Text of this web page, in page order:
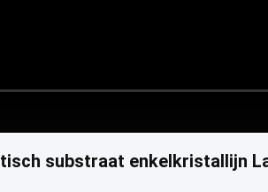
substraat enkelkristallijn